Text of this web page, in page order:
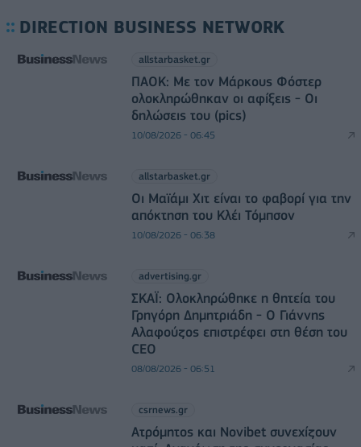
DIRECTION BUSINESS NETWORK
allstarbasket.gr
ΠΑΟΚ: Με τον Μάρκους Φόστερ
ολοκληρώθηκαν οι αφίξεις - Οι
δηλώσεις του (pics)
10/08/2026 - 06:45
allstarbasket.gr
Οι Μαϊάμι Χιτ είναι το φαβορί για την
απόκτηση του Κλέι Τόμπσον
10/08/2026 - 06:38
advertising.gr
ΣΚΑΪ: Ολοκληρώθηκε η θητεία του
Γρηγόρη Δημητριάδη - Ο Γιάννης
Αλαφούζος επιστρέφει στη θέση του
CEO
08/08/2026 - 06:51
csrnews.gr
Ατρόμητος και Novibet συνεχίζουν